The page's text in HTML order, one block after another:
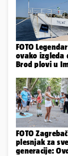
FOTO
ovako izgleda
Brod plovi u
FOTO
plesnjak za sve
generacije: